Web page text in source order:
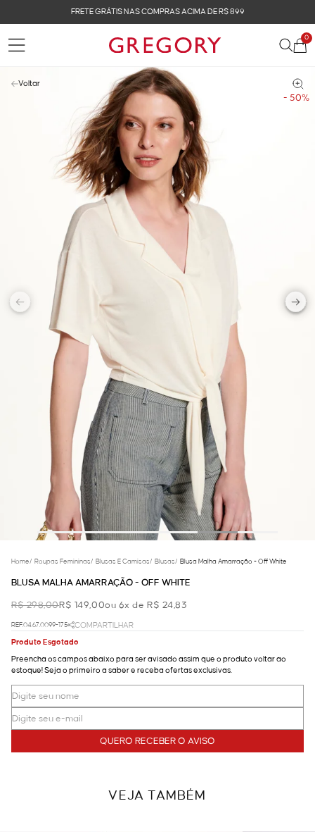
FRETE GRÁTIS NAS COMPRAS ACIMA DE R$ 899
0
- 50%
Voltar
Home/ Roupas Femininas/ Blusas E Camisas/ Blusas/ Blusa Malha Amarração - Off White
BLUSA MALHA AMARRAÇÃO - OFF WHITE
R$ 298,00R$ 149,00ou 6x de R$ 24,83
REF.04.67.0099-175
COMPARTILHAR
Produto Esgotado
Preencha os campos abaixo para ser avisado assim que o produto voltar ao
estoque! Seja o primeiro a saber e receba ofertas exclusivas.
QUERO RECEBER O AVISO
VEJA TAMBÉM